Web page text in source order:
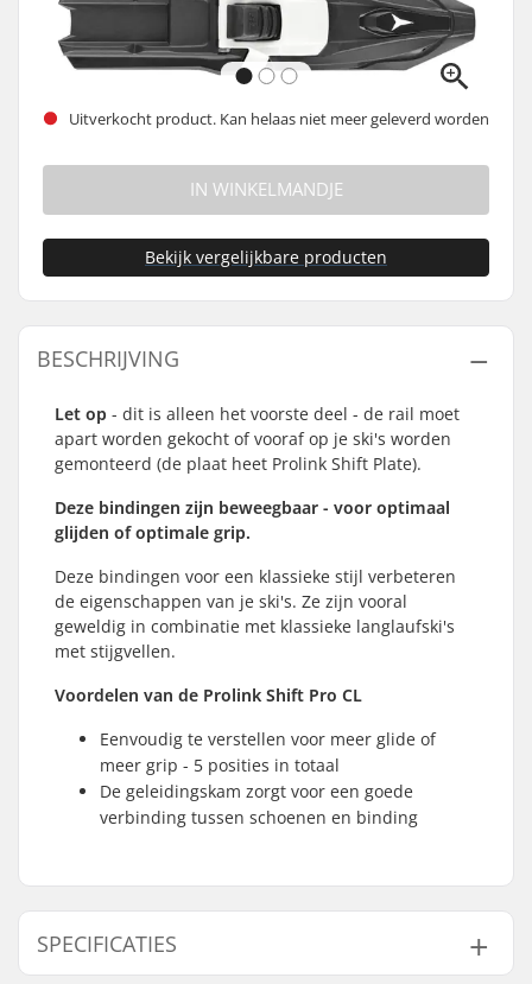
Uitverkocht product. Kan helaas niet meer geleverd worden
IN WINKELMANDJE
Bekijk vergelijkbare producten
BESCHRIJVING
Let op - dit is alleen het voorste deel - de rail moet
apart worden gekocht of vooraf op je ski's worden
gemonteerd (de plaat heet Prolink Shift Plate).
Deze bindingen zijn beweegbaar - voor optimaal
glijden of optimale grip.
Deze bindingen voor een klassieke stijl verbeteren
de eigenschappen van je ski's. Ze zijn vooral
geweldig in combinatie met klassieke langlaufski's
met stijgvellen.
Voordelen van de Prolink Shift Pro CL
Eenvoudig te verstellen voor meer glide of
meer grip - 5 posities in totaal
De geleidingskam zorgt voor een goede
verbinding tussen schoenen en binding
SPECIFICATIES